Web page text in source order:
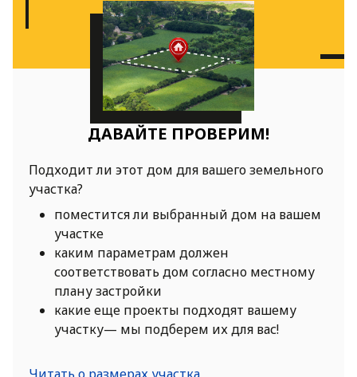
ДАВАЙТЕ ПРОВЕРИМ!
Подходит ли этот дом для вашего земельного
участка?
поместится ли выбранный дом на вашем
участке
каким параметрам должен
соответствовать дом согласно местному
плану застройки
какие еще проекты подходят вашему
участку— мы подберем их для вас!